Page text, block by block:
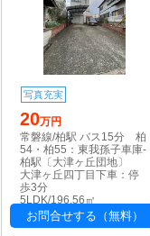
写真充実
20万円
常磐線/柏駅 バス15分 柏
54・柏55：東我孫子車庫-
柏駅〔大津ヶ丘団地〕
大津ヶ丘四丁目下車：停
歩3分
5LDK/196.56㎡
お問合せする（無料）